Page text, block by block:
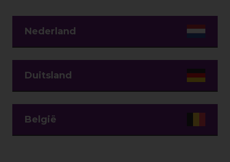
Nederland
Duitsland
België